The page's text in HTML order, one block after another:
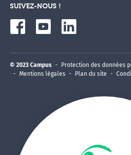
SUIVEZ-NOUS !
© 2023 Campus
Protection des données
Mentions légales
Plan du site